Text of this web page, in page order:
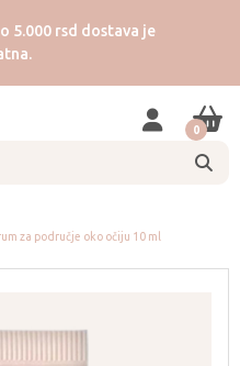
5.000 rsd dostava je
0
za područje oko očiju 10 ml